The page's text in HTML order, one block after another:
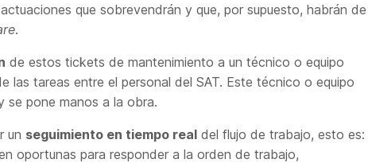
que sobrevendrán y que, por supuesto, habrán de
.
de estos tickets de mantenimiento a un técnico o equipo
las tareas entre el personal del SAT. Este técnico o equipo
se pone manos a la obra.
un seguimiento en tiempo real del flujo de trabajo, esto es:
oportunas para responder a la orden de trabajo,